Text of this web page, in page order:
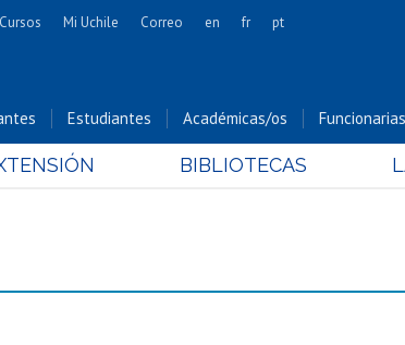
Cs. Forestales y Conservación
Cs. Sociales
Mi Uchile Correo en fr pt
Estudiantes Académicas/os
BIBLIOTECAS